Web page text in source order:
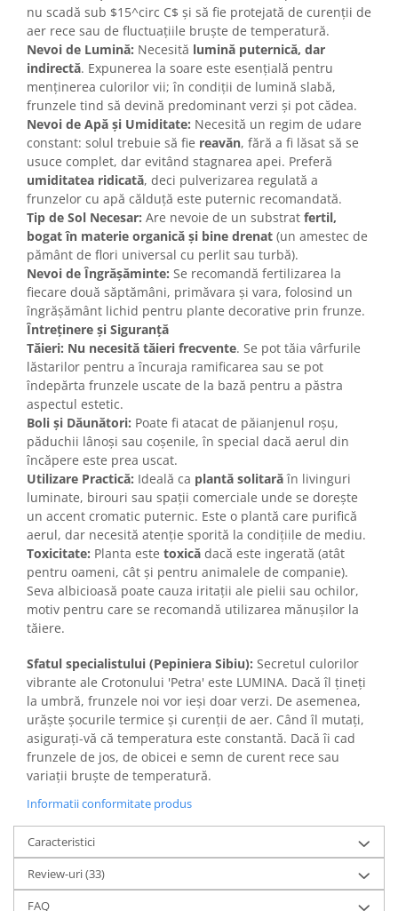
nu scadă sub $15^circ C$ și să fie protejată de curenții de
aer rece sau de fluctuațiile bruște de temperatură.
Nevoi de Lumină: Necesită lumină puternică, dar
indirectă. Expunerea la soare este esențială pentru
menținerea culorilor vii; în condiții de lumină slabă,
frunzele tind să devină predominant verzi și pot cădea.
Nevoi de Apă și Umiditate: Necesită un regim de udare
constant: solul trebuie să fie reavăn, fără a fi lăsat să se
usuce complet, dar evitând stagnarea apei. Preferă
umiditatea ridicată, deci pulverizarea regulată a
frunzelor cu apă călduță este puternic recomandată.
Tip de Sol Necesar: Are nevoie de un substrat fertil,
bogat în materie organică și bine drenat (un amestec de
pământ de flori universal cu perlit sau turbă).
Nevoi de Îngrășăminte: Se recomandă fertilizarea la
fiecare două săptămâni, primăvara și vara, folosind un
îngrășământ lichid pentru plante decorative prin frunze.
Întreținere și Siguranță
Tăieri: Nu necesită tăieri frecvente. Se pot tăia vârfurile
lăstarilor pentru a încuraja ramificarea sau se pot
îndepărta frunzele uscate de la bază pentru a păstra
aspectul estetic.
Boli și Dăunători: Poate fi atacat de păianjenul roșu,
păduchii lânoși sau coșenile, în special dacă aerul din
încăpere este prea uscat.
Utilizare Practică: Ideală ca plantă solitarăîn livinguri
luminate, birouri sau spații comerciale unde se dorește
un accent cromatic puternic. Este o plantă care purifică
aerul, dar necesită atenție sporită la condițiile de mediu.
Toxicitate: Planta este toxică dacă este ingerată (atât
pentru oameni, cât și pentru animalele de companie).
Seva albicioasă poate cauza iritații ale pielii sau ochilor,
motiv pentru care se recomandă utilizarea mănușilor la
tăiere.
Sfatul specialistului (Pepiniera Sibiu): Secretul culorilor
vibrante ale Crotonului 'Petra' este LUMINA. Dacă îl țineți
la umbră, frunzele noi vor ieși doar verzi. De asemenea,
urăște șocurile termice și curenții de aer. Când îl mutați,
asigurați-vă că temperatura este constantă. Dacă îi cad
frunzele de jos, de obicei e semn de curent rece sau
variații bruște de temperatură.
Informatii conformitate produs
Caracteristici
Review-uri(33)
FAQ